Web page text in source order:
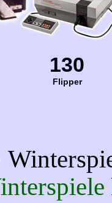
130
Flipper